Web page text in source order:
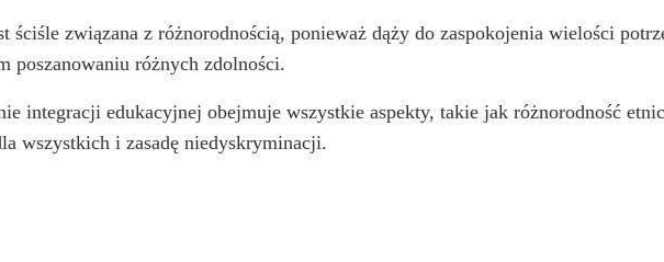
ściśle związana z różnorodnością, ponieważ dąży do zaspokojenia wielości
poszanowaniu różnych zdolności.
integracji edukacyjnej obejmuje wszystkie aspekty, takie jak różnorodność
wszystkich i zasadę niedyskryminacji.